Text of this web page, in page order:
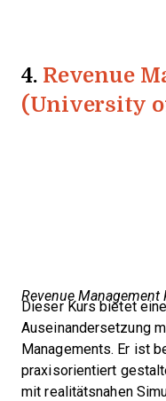
4. Revenue
(University
Revenue Management
Dieser Kurs bietet
Auseinandersetzung
Managements. Er ist
praxisorientiert
mit realitätsnahen